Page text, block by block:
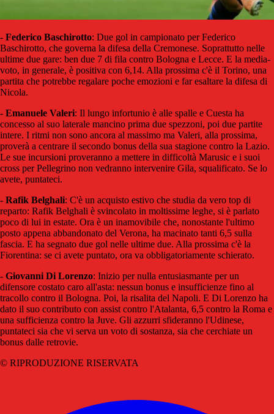
- Federico Baschirotto: Due gol in campionato per Federico
Baschirotto, che governa la difesa della Cremonese. Soprattutto nelle
ultime due gare: ben due 7 di fila contro Bologna e Lecce. E la media-
voto, in generale, è positiva con 6,14. Alla prossima c'è il Torino, una
partita che potrebbe regalare poche emozioni e far esaltare la difesa di
Nicola.
- Emanuele Valeri: Il lungo infortunio è alle spalle e Cuesta ha
concesso al suo laterale mancino prima due spezzoni, poi due partite
intere. I ritmi non sono ancora al massimo ma Valeri, alla prossima,
proverà a centrare il secondo bonus della sua stagione contro la Lazio.
Le sue incursioni proveranno a mettere in difficoltà Marusic e i suoi
cross per Pellegrino non vedranno intervenire Gila, squalificato. Se lo
avete, puntateci.
- Rafik Belghali: C'è un acquisto estivo che studia da vero top di
reparto: Rafik Belghali è svincolato in moltissime leghe, si è parlato
poco di lui in estate. Ora è un inamovibile che, nonostante l'ultimo
posto appena abbandonato del Verona, ha macinato tanti 6,5 sulla
fascia. E ha segnato due gol nelle ultime due. Alla prossima c'è la
Fiorentina: se ci avete puntato, ora va obbligatoriamente schierato.
- Giovanni Di Lorenzo: Inizio per nulla entusiasmante per un
difensore costato caro all'asta: nessun bonus e insufficienze fino al
tracollo contro il Bologna. Poi, la risalita del Napoli. E Di Lorenzo ha
dato il suo contributo con assist contro l'Atalanta, 6,5 contro la Roma e
una sufficienza contro la Juve. Gli azzurri sfideranno l'Udinese,
puntateci sia che vi serva un voto di sostanza, sia che cerchiate un
bonus dalle retrovie.
© RIPRODUZIONE RISERVATA